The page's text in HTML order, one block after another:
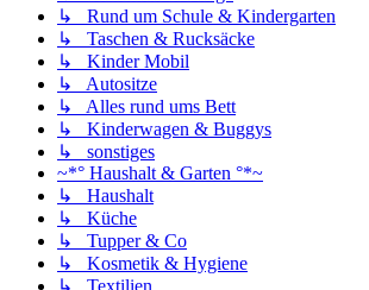
↳ Rund um Schule & Kindergarten
↳ Taschen & Rucksäcke
↳ Kinder Mobil
↳ Autositze
↳ Alles rund ums Bett
↳ Kinderwagen & Buggys
↳ sonstiges
~*° Haushalt & Garten °*~
↳ Haushalt
↳ Küche
↳ Tupper & Co
↳ Kosmetik & Hygiene
↳ Textilien